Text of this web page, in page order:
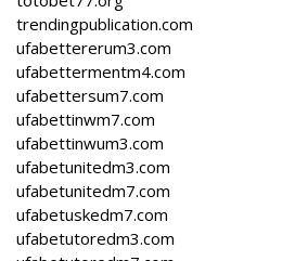
trendingpublication.com
ufabettererum3.com
ufabettermentm4.com
ufabettersum7.com
ufabettinwm7.com
ufabettinwum3.com
ufabetunitedm3.com
ufabetunitedm7.com
ufabetuskedm7.com
ufabetutoredm3.com